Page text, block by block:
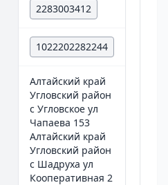
2283003412
1022202282244
Алтайский край
Угловский район
с Угловское ул
Чапаева 153
Алтайский край
Угловский район
с Шадруха ул
Кооперативная 2